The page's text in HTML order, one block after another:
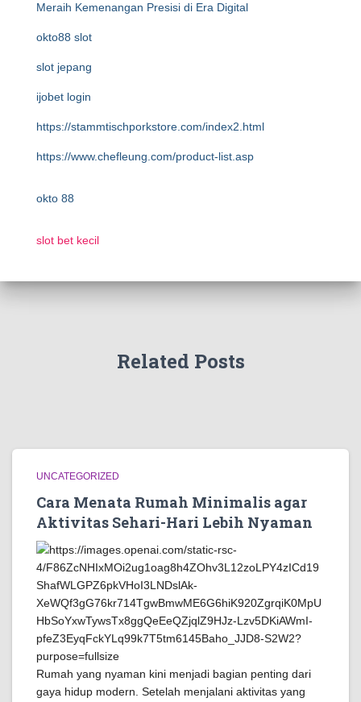
Meraih Kemenangan Presisi di Era Digital
okto88 slot
slot jepang
ijobet login
https://stammtischporkstore.com/index2.html
https://www.chefleung.com/product-list.asp
okto 88
slot bet kecil
Related Posts
UNCATEGORIZED
Cara Menata Rumah Minimalis agar
Aktivitas Sehari-Hari Lebih Nyaman
Rumah yang nyaman kini menjadi bagian penting dari
gaya hidup modern. Setelah menjalani aktivitas yang